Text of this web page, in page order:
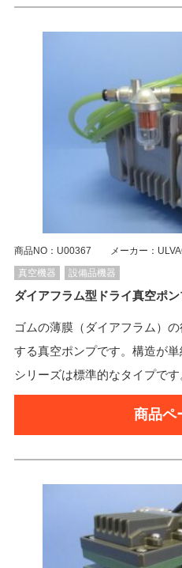
商品NO：U00367 メーカー：
真空機器
設備品機器
ダイアフラム型ドライ真空ポ
ゴムの薄膜（ダイアフラム）
する真空ポンプです。構造が
シリーズは標準的なタイプです
商品ペ